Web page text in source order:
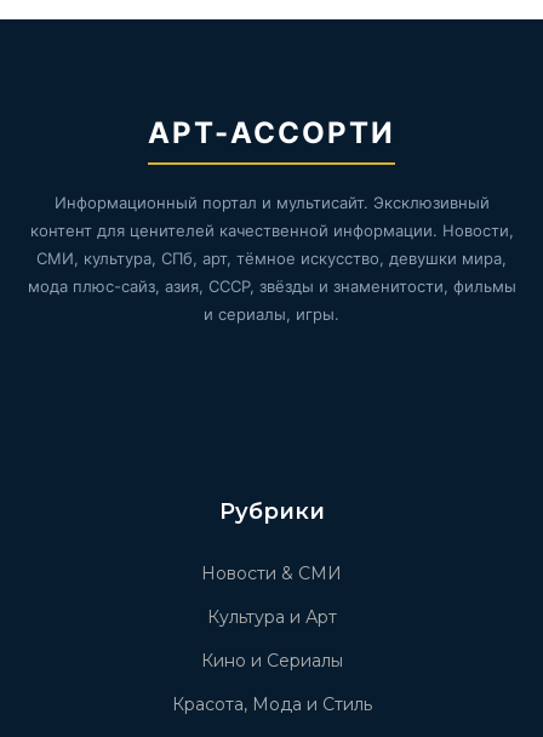
АРТ-АССОРТИ
Информационный портал и мультисайт. Эксклюзивный
контент для ценителей качественной информации. Новости,
СМИ, культура, СПб, арт, тёмное искусство, девушки мира,
мода плюс-сайз, азия, СССР, звёзды и знаменитости, фильмы
и сериалы, игры.
Рубрики
Новости & СМИ
Культура и Арт
Кино и Сериалы
Красота, Мода и Стиль